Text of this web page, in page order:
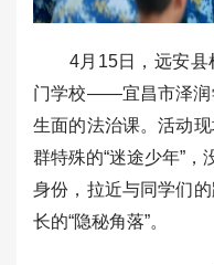
4月15日，远安县
门学校——宜昌市泽润
生面的法治课。活动
群特殊的“迷途少年”，
身份，拉近与同学们
长的“隐秘角落”。